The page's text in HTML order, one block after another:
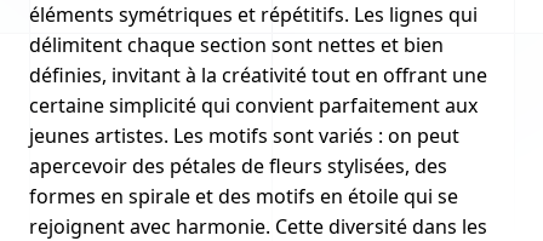
éléments symétriques et répétitifs. Les lignes qui
délimitent chaque section sont nettes et bien
définies, invitant à la créativité tout en offrant une
certaine simplicité qui convient parfaitement aux
jeunes artistes. Les motifs sont variés : on peut
apercevoir des pétales de fleurs stylisées, des
formes en spirale et des motifs en étoile qui se
rejoignent avec harmonie. Cette diversité dans les